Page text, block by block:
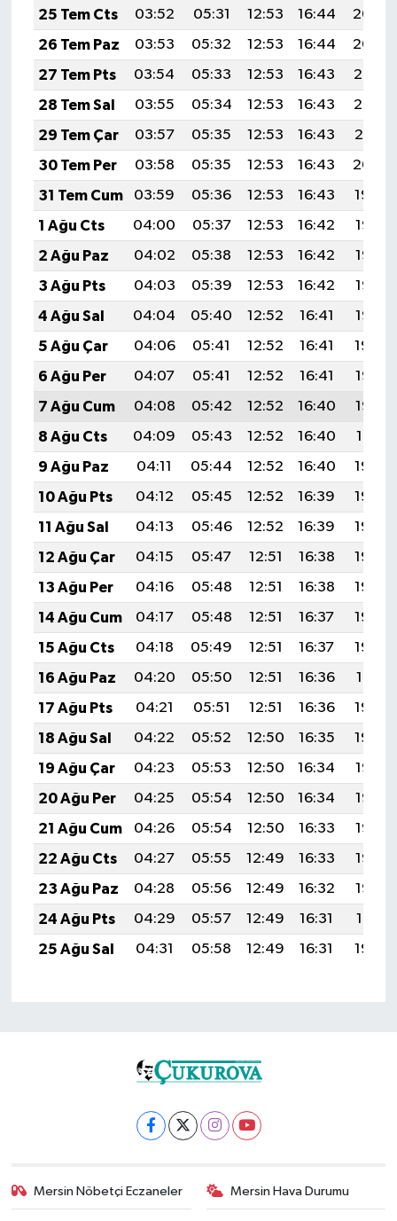
25 Tem Cts
03:52 05:31 12:53 16:44
20:04
26 Tem Paz
03:53 05:32 12:53 16:44
20:04
27 Tem Pts
03:54 05:33 12:53 16:43
20:03
28 Tem Sal
03:55 05:34 12:53 16:43
20:02
29 Tem Çar
03:57 05:35 12:53 16:43
20:01
30 Tem Per
03:58 05:35 12:53 16:43
20:00
31 Tem Cum
03:59 05:36 12:53 16:43
19:59
1 Ağu Cts
04:00 05:37 12:53 16:42
19:58
2 Ağu Paz
04:02 05:38 12:53 16:42
19:57
3 Ağu Pts
04:03 05:39 12:53 16:42
19:56
4 Ağu Sal
04:04 05:40 12:52 16:41
19:55
5 Ağu Çar
04:06 05:41 12:52 16:41
19:54
6 Ağu Per
04:07 05:41 12:52 16:41
19:53
7 Ağu Cum
04:08 05:42 12:52 16:40
19:52
8 Ağu Cts
04:09 05:43 12:52 16:40
19:51
9 Ağu Paz
04:11 05:44 12:52 16:40
19:50
10 Ağu Pts
04:12 05:45 12:52 16:39
19:49
11 Ağu Sal
04:13 05:46 12:52 16:39
19:48
12 Ağu Çar
04:15 05:47 12:51 16:38
19:46
13 Ağu Per
04:16 05:48 12:51 16:38
19:45
14 Ağu Cum
04:17 05:48 12:51 16:37
19:44
15 Ağu Cts
04:18 05:49 12:51 16:37
19:43
16 Ağu Paz
04:20 05:50 12:51 16:36
19:41
17 Ağu Pts
04:21 05:51 12:51 16:36
19:40
18 Ağu Sal
04:22 05:52 12:50 16:35
19:39
19 Ağu Çar
04:23 05:53 12:50 16:34
19:37
20 Ağu Per
04:25 05:54 12:50 16:34
19:36
21 Ağu Cum
04:26 05:54 12:50 16:33
19:35
22 Ağu Cts
04:27 05:55 12:49 16:33
19:33
23 Ağu Paz
04:28 05:56 12:49 16:32
19:32
24 Ağu Pts
04:29 05:57 12:49 16:31
19:31
25 Ağu Sal
04:31 05:58 12:49 16:31 19:29
Mersin Nöbetçi Eczaneler Mersin Hava Durumu